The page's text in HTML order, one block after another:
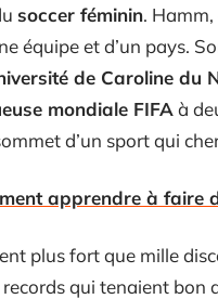
soccer féminin.
équipe et d’un pays.
de Caroline du
mondiale FIFA à
d’un sport qui
apprendre à faire
plus fort que mille
qui tenaient bon